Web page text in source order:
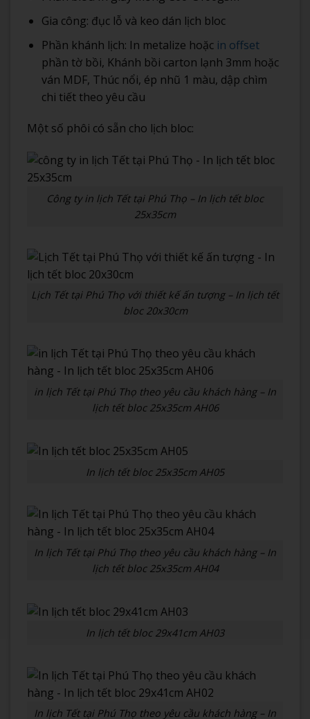
Gia công: đục lỗ và keo dán lịch bloc
Phần khánh lịch: In metalize hoặc in offset
phần tờ bồi, Khánh bồi carton lạnh 3mm hoặc
ván MDF, Thúc nổi, ép nhũ 1 màu, dập chìm
chi tiết theo yêu cầu
Một số phôi có sẵn cho lịch bloc:
Công ty in lịch Tết tại Phú Thọ – In lịch tết bloc
25x35cm
Lịch Tết tại Phú Thọ với thiết kế ấn tượng – In lịch tết
bloc 20x30cm
in lịch Tết tại Phú Thọ theo yêu cầu khách hàng – In
lịch tết bloc 25x35cm AH06
In lịch tết bloc 25x35cm AH05
In lịch Tết tại Phú Thọ theo yêu cầu khách hàng – In
lịch tết bloc 25x35cm AH04
In lịch tết bloc 29x41cm AH03
In lịch Tết tại Phú Thọ theo yêu cầu khách hàng – In